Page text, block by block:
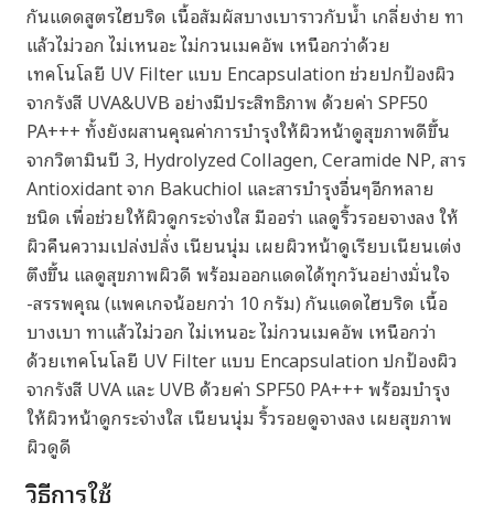
กันแดดสูตรไฮบริด เนื้อสัมผัสบางเบาราวกับน้ำ เกลี่ยง่าย ทา
แล้วไม่วอก ไม่เหนอะ ไม่กวนเมคอัพ เหนือกว่าด้วย
เทคโนโลยี UV Filter แบบ Encapsulation ช่วยปกป้องผิว
จากรังสี UVA&UVB อย่างมีประสิทธิภาพ ด้วยค่า SPF50
PA+++ ทั้งยังผสานคุณค่าการบำรุงให้ผิวหน้าดูสุขภาพดีขึ้น
จากวิตามินบี 3, Hydrolyzed Collagen, Ceramide NP, สาร
Antioxidant จาก Bakuchiol และสารบำรุงอื่นๆอีกหลาย
ชนิด เพื่อช่วยให้ผิวดูกระจ่างใส มีออร่า แลดูริ้วรอยจางลง ให้
ผิวคืนความเปล่งปลั่ง เนียนนุ่ม เผยผิวหน้าดูเรียบเนียนเต่ง
ตึงขึ้น แลดูสุขภาพผิวดี พร้อมออกแดดได้ทุกวันอย่างมั่นใจ
-สรรพคุณ (แพคเกจน้อยกว่า 10 กรัม) กันแดดไฮบริด เนื้อ
บางเบา ทาแล้วไม่วอก ไม่เหนอะ ไม่กวนเมคอัพ เหนือกว่า
ด้วยเทคโนโลยี UV Filter แบบ Encapsulation ปกป้องผิว
จากรังสี UVA และ UVB ด้วยค่า SPF50 PA+++ พร้อมบำรุง
ให้ผิวหน้าดูกระจ่างใส เนียนนุ่ม ริ้วรอยดูจางลง เผยสุขภาพ
ผิวดูดี
วิธีการใช้